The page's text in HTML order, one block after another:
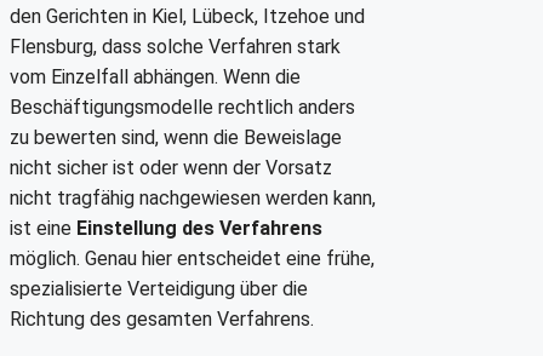
den Gerichten in Kiel, Lübeck, Itzehoe und
Flensburg, dass solche Verfahren stark
vom Einzelfall abhängen. Wenn die
Beschäftigungsmodelle rechtlich anders
zu bewerten sind, wenn die Beweislage
nicht sicher ist oder wenn der Vorsatz
nicht tragfähig nachgewiesen werden kann,
ist eine Einstellung des Verfahrens
möglich. Genau hier entscheidet eine frühe,
spezialisierte Verteidigung über die
Richtung des gesamten Verfahrens.